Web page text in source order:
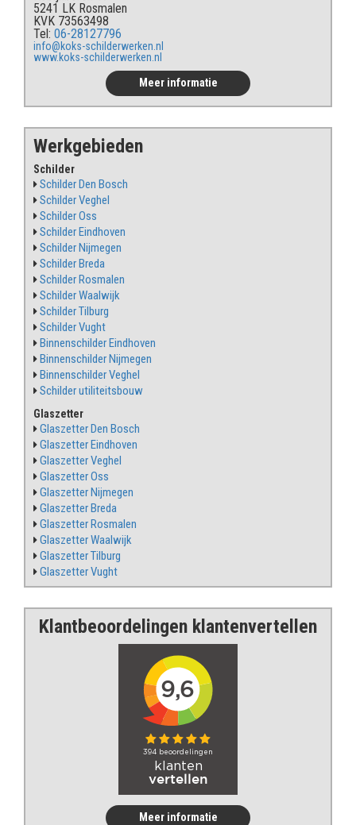
5241 LK Rosmalen
KVK 73563498
Tel: 06-28127796
info@koks-schilderwerken.nl
www.koks-schilderwerken.nl
Meer informatie
Werkgebieden
Schilder
Schilder Den Bosch
Schilder Veghel
Schilder Oss
Schilder Eindhoven
Schilder Nijmegen
Schilder Breda
Schilder Rosmalen
Schilder Waalwijk
Schilder Tilburg
Schilder Vught
Binnenschilder Eindhoven
Binnenschilder Nijmegen
Binnenschilder Veghel
Schilder utiliteitsbouw
Glaszetter
Glaszetter Den Bosch
Glaszetter Eindhoven
Glaszetter Veghel
Glaszetter Oss
Glaszetter Nijmegen
Glaszetter Breda
Glaszetter Rosmalen
Glaszetter Waalwijk
Glaszetter Tilburg
Glaszetter Vught
Klantbeoordelingen klantenvertellen
Meer informatie